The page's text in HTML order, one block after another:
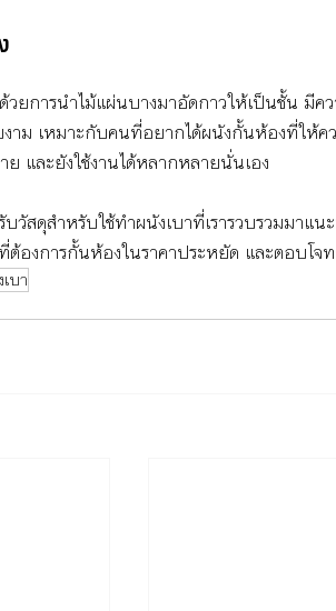
วยการนำไม้แผ่นบางมาอัดกาวให้เป็นชั้น มี
าม เหมาะกับคนที่อยากได้ผนังกั้นห้องที่ให้
ย และยังใช้งานได้หลากหลายนั่นเอง
วัสดุสำหรับใช้ทำผนังเบาที่เรารวบรวมมาแ
องการกั้นห้องในราคาประหยัด และตอบโจ
บา